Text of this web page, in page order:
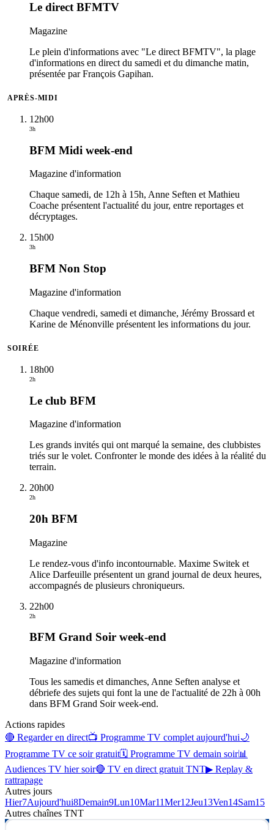
Le direct BFMTV
Magazine
Le plein d'informations avec "Le direct BFMTV", la plage
d'informations en direct du samedi et du dimanche matin,
présentée par François Gapihan.
APRÈS-MIDI
12h00
3h
BFM Midi week-end
Magazine d'information
Chaque samedi, de 12h à 15h, Anne Seften et Mathieu
Coache présentent l'actualité du jour, entre reportages et
décryptages.
15h00
3h
BFM Non Stop
Magazine d'information
Chaque vendredi, samedi et dimanche, Jérémy Brossard et
Karine de Ménonville présentent les informations du jour.
SOIRÉE
18h00
2h
Le club BFM
Magazine d'information
Les grands invités qui ont marqué la semaine, des clubbistes
triés sur le volet. Confronter le monde des idées à la réalité du
terrain.
20h00
2h
20h BFM
Magazine
Le rendez-vous d'info incontournable. Maxime Switek et
Alice Darfeuille présentent un grand journal de deux heures,
accompagnés de plusieurs chroniqueurs.
22h00
2h
BFM Grand Soir week-end
Magazine d'information
Tous les samedis et dimanches, Anne Seften analyse et
débriefe des sujets qui font la une de l'actualité de 22h à 00h
dans BFM Grand Soir week-end.
Actions rapides
🔴 Regarder en direct📺 Programme TV complet aujourd'hui🌙
Programme TV ce soir gratuit🗓 Programme TV demain soir📊
Audiences TV hier soir🔴 TV en direct gratuit TNT▶ Replay &
rattrapage
Autres jours
Hier7Aujourd'hui8Demain9Lun10Mar11Mer12Jeu13Ven14Sam15
Autres chaînes TNT